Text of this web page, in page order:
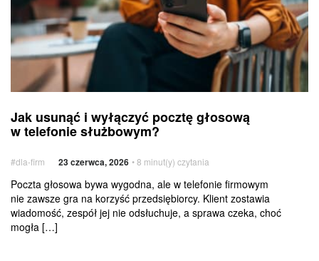
służbowym?
usunąć
i wyłączyć
głosową
w telefonie
służbowym?
Usługi
dodatkowe
Jak usunąć i wyłączyć pocztę głosową
w telefonie służbowym?
#dla-firm 23 czerwca, 2026 • 8 minut(y) czytania
Poczta głosowa bywa wygodna, ale w telefonie firmowym
nie zawsze gra na korzyść przedsiębiorcy. Klient zostawia
wiadomość, zespół jej nie odsłuchuje, a sprawa czeka, choć
mogła […]